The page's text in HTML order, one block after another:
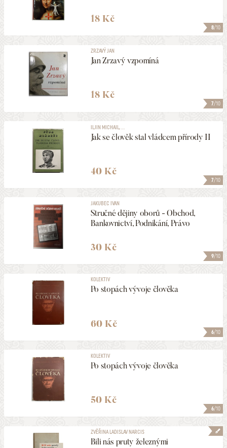
8/10
18 Kč
7/10
ZRZAVÝ JAN
Jan Zrzavý vzpomíná
18 Kč
7/10
ILJIN MICHAIL, ...
Jak se člověk stal vládcem přírody II
40 Kč
9/10
JAKUBEC IVAN
Stručné dějiny oborů - Obchod,
Bankovnictví, Podnikání, Právo
30 Kč
6/10
KOLEKTIV
Po stopách vývoje člověka
60 Kč
6/10
KOLEKTIV
Po stopách vývoje člověka
50 Kč
ZVĚŘINA LADISLAV NARCIS
Bili nás pruty železnými